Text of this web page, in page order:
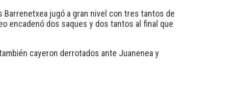
jugó a gran nivel con tres tantos de
encadenó dos saques y dos tantos al final que
cayeron derrotados ante Juanenea y